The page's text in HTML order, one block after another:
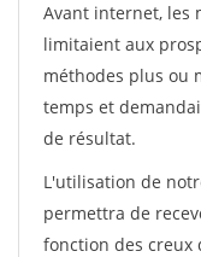
Avant internet, les
limitaient aux
méthodes plus ou
temps et
de résultat.
L'utilisation de
permettra de
fonction des creux